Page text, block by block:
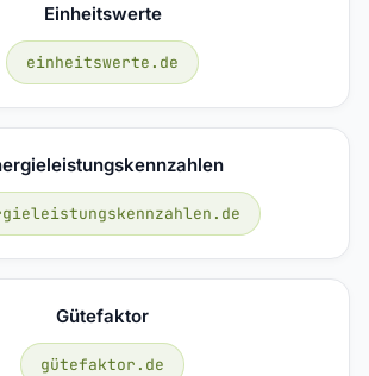
Einheitswerte
einheitswerte.de
Gütefaktor
gütefaktor.de